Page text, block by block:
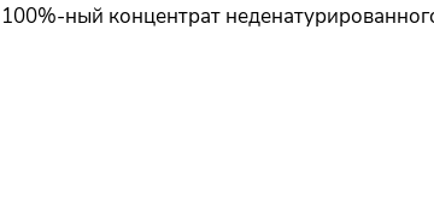
ный концентрат